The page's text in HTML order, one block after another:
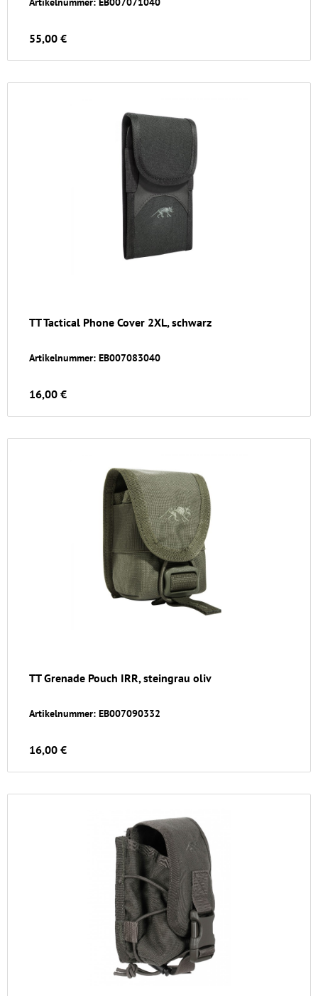
55,00 €
TT Tactical Phone Cover 2XL, schwarz
Artikelnummer: EB007083040
16,00 €
TT Grenade Pouch IRR, steingrau oliv
Artikelnummer: EB007090332
16,00 €